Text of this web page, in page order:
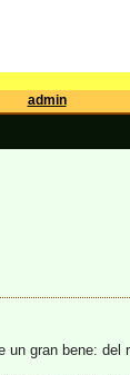
admin
gran bene: del